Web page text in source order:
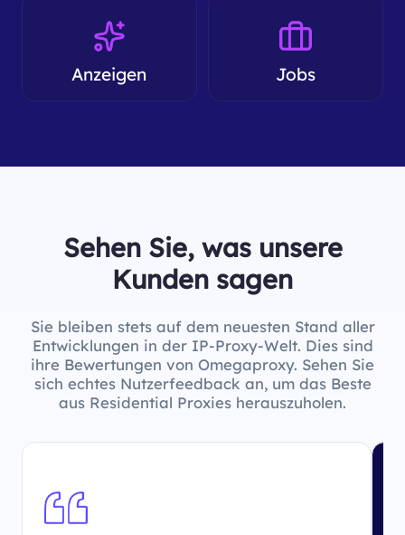
Anzeigen Jobs
Sehen Sie, was unsere
Kunden sagen
Sie bleiben stets auf dem neuesten Stand aller
Entwicklungen in der IP-Proxy-Welt. Dies sind
ihre Bewertungen von Omegaproxy. Sehen Sie
sich echtes Nutzerfeedback an, um das Beste
aus Residential Proxies herauszuholen.